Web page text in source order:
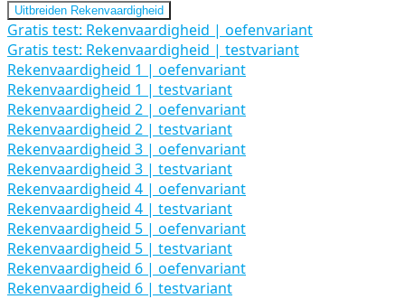
Uitbreiden Rekenvaardigheid
Gratis test: Rekenvaardigheid | oefenvariant
Gratis test: Rekenvaardigheid | testvariant
Rekenvaardigheid 1 | oefenvariant
Rekenvaardigheid 1 | testvariant
Rekenvaardigheid 2 | oefenvariant
Rekenvaardigheid 2 | testvariant
Rekenvaardigheid 3 | oefenvariant
Rekenvaardigheid 3 | testvariant
Rekenvaardigheid 4 | oefenvariant
Rekenvaardigheid 4 | testvariant
Rekenvaardigheid 5 | oefenvariant
Rekenvaardigheid 5 | testvariant
Rekenvaardigheid 6 | oefenvariant
Rekenvaardigheid 6 | testvariant